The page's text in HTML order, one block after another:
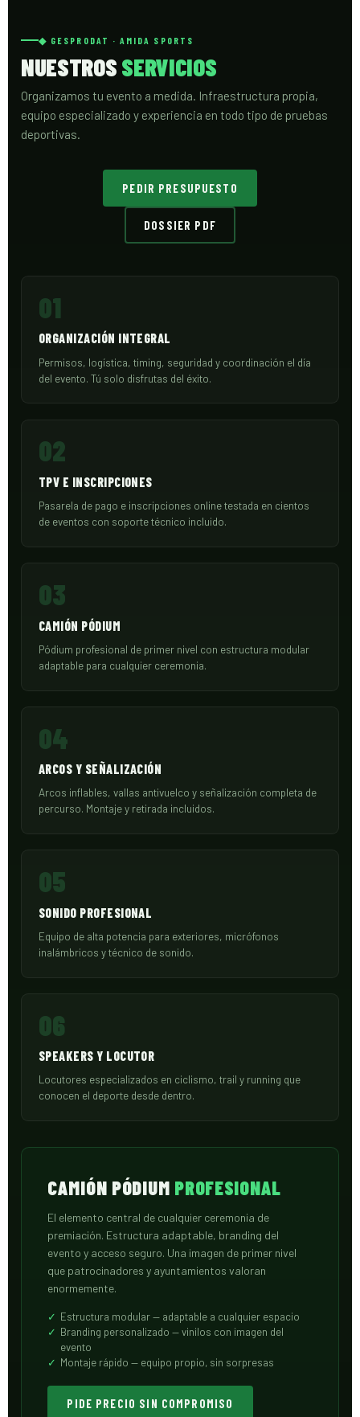
◆ GESPRODAT · AMIDA SPORTS
NUESTROSSERVICIOS
Organizamos tu evento a medida. Infraestructura propia,
equipo especializado y experiencia en todo tipo de pruebas
deportivas.
PEDIR PRESUPUESTO
DOSSIER PDF
01
ORGANIZACIÓN INTEGRAL
Permisos, logística, timing, seguridad y coordinación el día
del evento. Tú solo disfrutas del éxito.
02
TPV E INSCRIPCIONES
Pasarela de pago e inscripciones online testada en cientos
de eventos con soporte técnico incluido.
03
CAMIÓN PÓDIUM
Pódium profesional de primer nivel con estructura modular
adaptable para cualquier ceremonia.
04
ARCOS Y SEÑALIZACIÓN
Arcos inflables, vallas antivuelco y señalización completa de
percurso. Montaje y retirada incluidos.
05
SONIDO PROFESIONAL
Equipo de alta potencia para exteriores, micrófonos
inalámbricos y técnico de sonido.
06
SPEAKERS Y LOCUTOR
Locutores especializados en ciclismo, trail y running que
conocen el deporte desde dentro.
CAMIÓN PÓDIUM PROFESIONAL
El elemento central de cualquier ceremonia de
premiación. Estructura adaptable, branding del
evento y acceso seguro. Una imagen de primer nivel
que patrocinadores y ayuntamientos valoran
enormemente.
Estructura modular — adaptable a cualquier espacio
Branding personalizado — vinilos con imagen del
evento
Montaje rápido — equipo propio, sin sorpresas
PIDE PRECIO SIN COMPROMISO